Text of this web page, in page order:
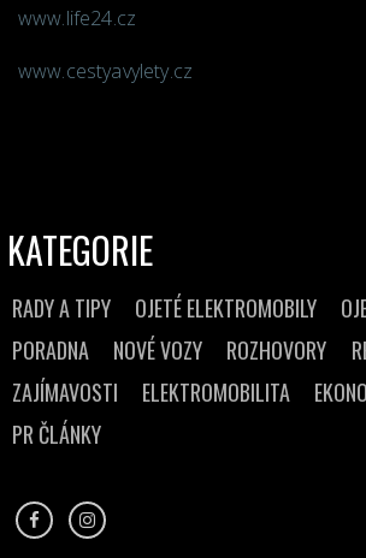
www.life24.cz
www.cestyavylety.cz
KATEGORIE
RADY A TIPY OJETÉ ELEKTROMOBILY
PORADNA
NOVÉ VOZY ROZHOVORY
ZAJÍMAVOSTI
ELEKTROMOBILITA
PR ČLÁNKY